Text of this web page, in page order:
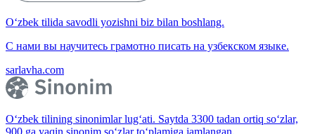
O‘zbek tilida savodli yozishni biz bilan boshlang.
С нами вы научитесь грамотно писать на узбекском языке.
sarlavha.com
O‘zbek tilining sinonimlar lug‘ati. Saytda 3300 tadan ortiq so‘zlar,
900 ga yaqin sinonim so‘zlar to‘plamiga jamlangan.